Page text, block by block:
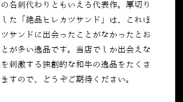
名刺代わりともいえる代表作。厚切り
た「絶品ヒレカツサンド」は、これほ
サンドに出会ったことがなかったとお
が多い逸品です。当店でしか出会えな
刺激する独創的な和牛の逸品をたくさ
すので、どうぞご期待ください。